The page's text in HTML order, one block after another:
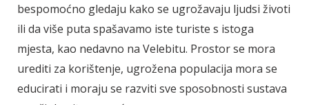
bespomoćno gledaju kako se ugrožavaju ljudsi životi
ili da više puta spašavamo iste turiste s istoga
mjesta, kao nedavno na Velebitu. Prostor se mora
urediti za korištenje, ugrožena populacija mora se
educirati i moraju se razviti sve sposobnosti sustava